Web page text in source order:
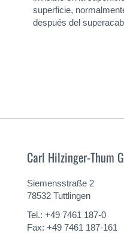
superficie,
después del
Carl Hilzinger-Thum
Siemensstraße 2
78532 Tuttlingen
Tel.: +49 7461 187-0
Fax: +49 7461 187-161